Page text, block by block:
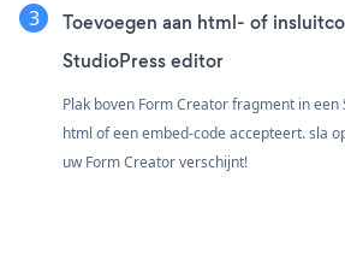
Toevoegen aan html- of
StudioPress editor
Plak boven Form Creator fragment in
html of een embed-code accepteert. sla
uw Form Creator verschijnt!